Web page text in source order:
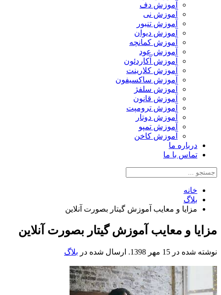
آموزش دف
آموزش نی
آموزش تنبور
آموزش دیوان
آموزش کمانچه
آموزش عود
آموزش آکاردئون
آموزش کلارینت
آموزش ساکسیفون
آموزش سلفژ
آموزش قانون
آموزش ترومپت
آموزش دوتار
آموزش تمپو
آموزش کاخن
درباره ما
تماس با ما
خانه
بلاگ
مزایا و معایب آموزش گیتار بصورت آنلاین
مزایا و معایب آموزش گیتار بصورت آنلاین
نوشته شده در 15 مهر 1398 . ارسال شده در بلاگ